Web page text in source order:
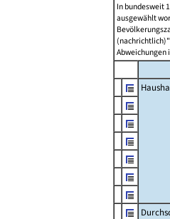
In bundesweit
ausgewählt
Abweichungen